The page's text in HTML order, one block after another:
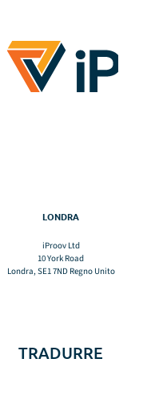
LONDRA
iProov Ltd
10 York Road
Londra, SE1 7ND Regno Unito
TRADURRE